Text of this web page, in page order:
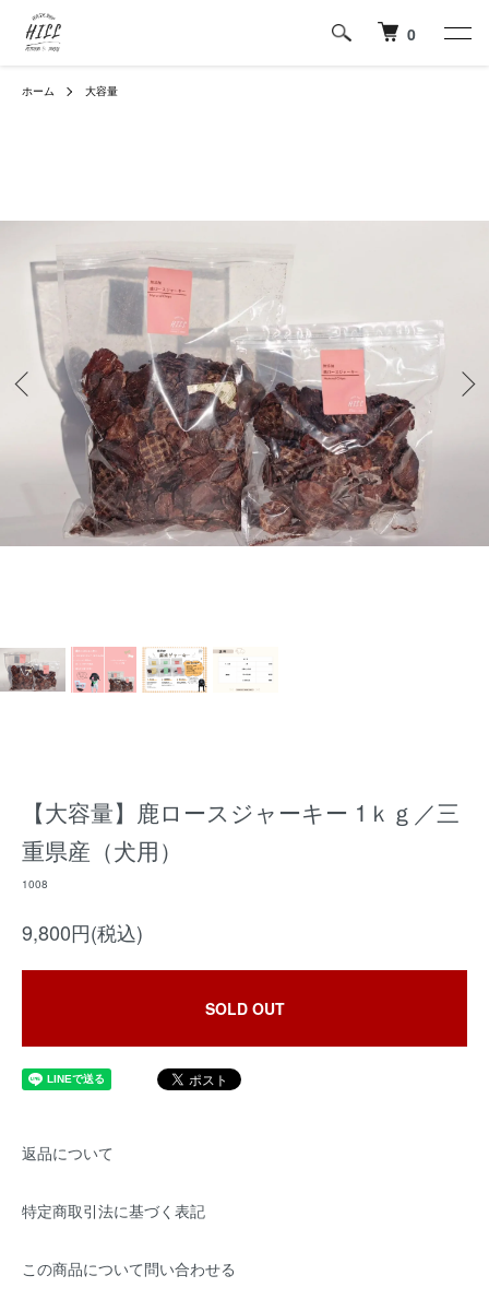
0
ホーム 大容量
【大容量】鹿ロースジャーキー 1ｋｇ／三
重県産（犬用）
1008
9,800円(税込)
SOLD OUT
返品について
特定商取引法に基づく表記
この商品について問い合わせる